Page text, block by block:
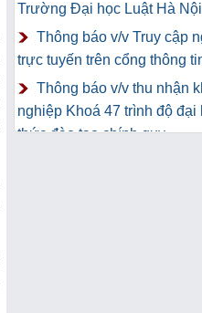
Trường Đại học Luật Hà Nội
Thông báo v/v Truy cập
trực tuyến trên cổng thông
Thông báo v/v thu nhận
nghiệp Khoá 47 trình độ đại
thức đào tạo chính quy